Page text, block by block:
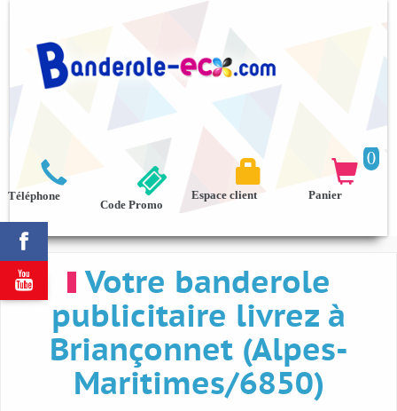



Téléphone
0

Panier

Espace client
Code Promo
Votre banderole
publicitaire livrez à
Briançonnet (Alpes-
Maritimes/6850)